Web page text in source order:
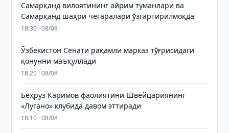
Самарқанд вилоятининг айрим туманлари ва
Самарқанд шаҳри чегаралари ўзгартирилмоқда
18:30 · 08/08
Ўзбекистон Сенати рақамли марказ тўғрисидаги
қонунни маъқуллади
18:20 · 08/08
Беҳруз Каримов фаолиятини Швейцариянинг
«Лугано» клубида давом эттиради
18:10 · 08/08